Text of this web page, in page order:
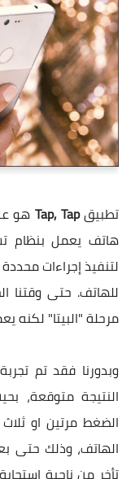
تطبيقTap, Tap هو
هاتف يعمل بنظام
لتنفيذ إجراءات
للهاتف. حتى وقتنا
مرحلة "البيتا"
وبدورنا فقد تم
النتيجة متوقعة،
الضغط مرتين او
الهاتف، وذلك حتى